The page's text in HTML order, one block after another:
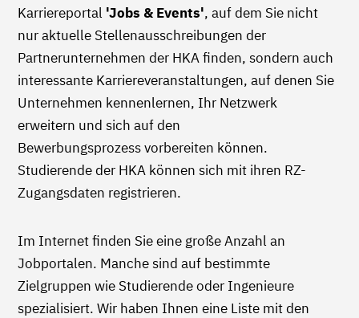
Karriereportal 'Jobs & Events', auf dem Sie nicht
nur aktuelle Stellenausschreibungen der
Partnerunternehmen der HKA finden, sondern auch
interessante Karriereveranstaltungen, auf denen Sie
Unternehmen kennenlernen, Ihr Netzwerk
erweitern und sich auf den
Bewerbungsprozess vorbereiten können.
Studierende der HKA können sich mit ihren RZ-
Zugangsdaten registrieren.
Im Internet finden Sie eine große Anzahl an
Jobportalen. Manche sind auf bestimmte
Zielgruppen wie Studierende oder Ingenieure
spezialisiert. Wir haben Ihnen eine Liste mit den